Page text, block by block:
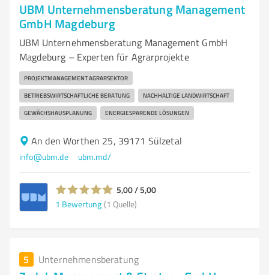
UBM Unternehmensberatung Management
GmbH Magdeburg
UBM Unternehmensberatung Management GmbH
Magdeburg – Experten für Agrarprojekte
PROJEKTMANAGEMENT AGRARSEKTOR
BETRIEBSWIRTSCHAFTLICHE BERATUNG NACHHALTIGE LANDWIRTSCHAFT
GEWÄCHSHAUSPLANUNG ENERGIESPARENDE LÖSUNGEN
An den Worthen 25, 39171 Sülzetal
info@ubm.de ubm.md/
5,00 / 5,00
1 Bewertung (1 Quelle)
5 Unternehmensberatung